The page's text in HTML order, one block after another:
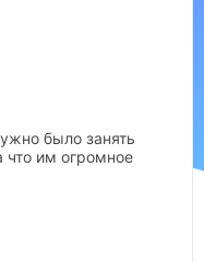
было занять
что им огромное